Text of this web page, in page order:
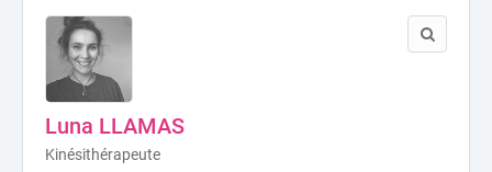
Luna LLAMAS
Kinésithérapeute